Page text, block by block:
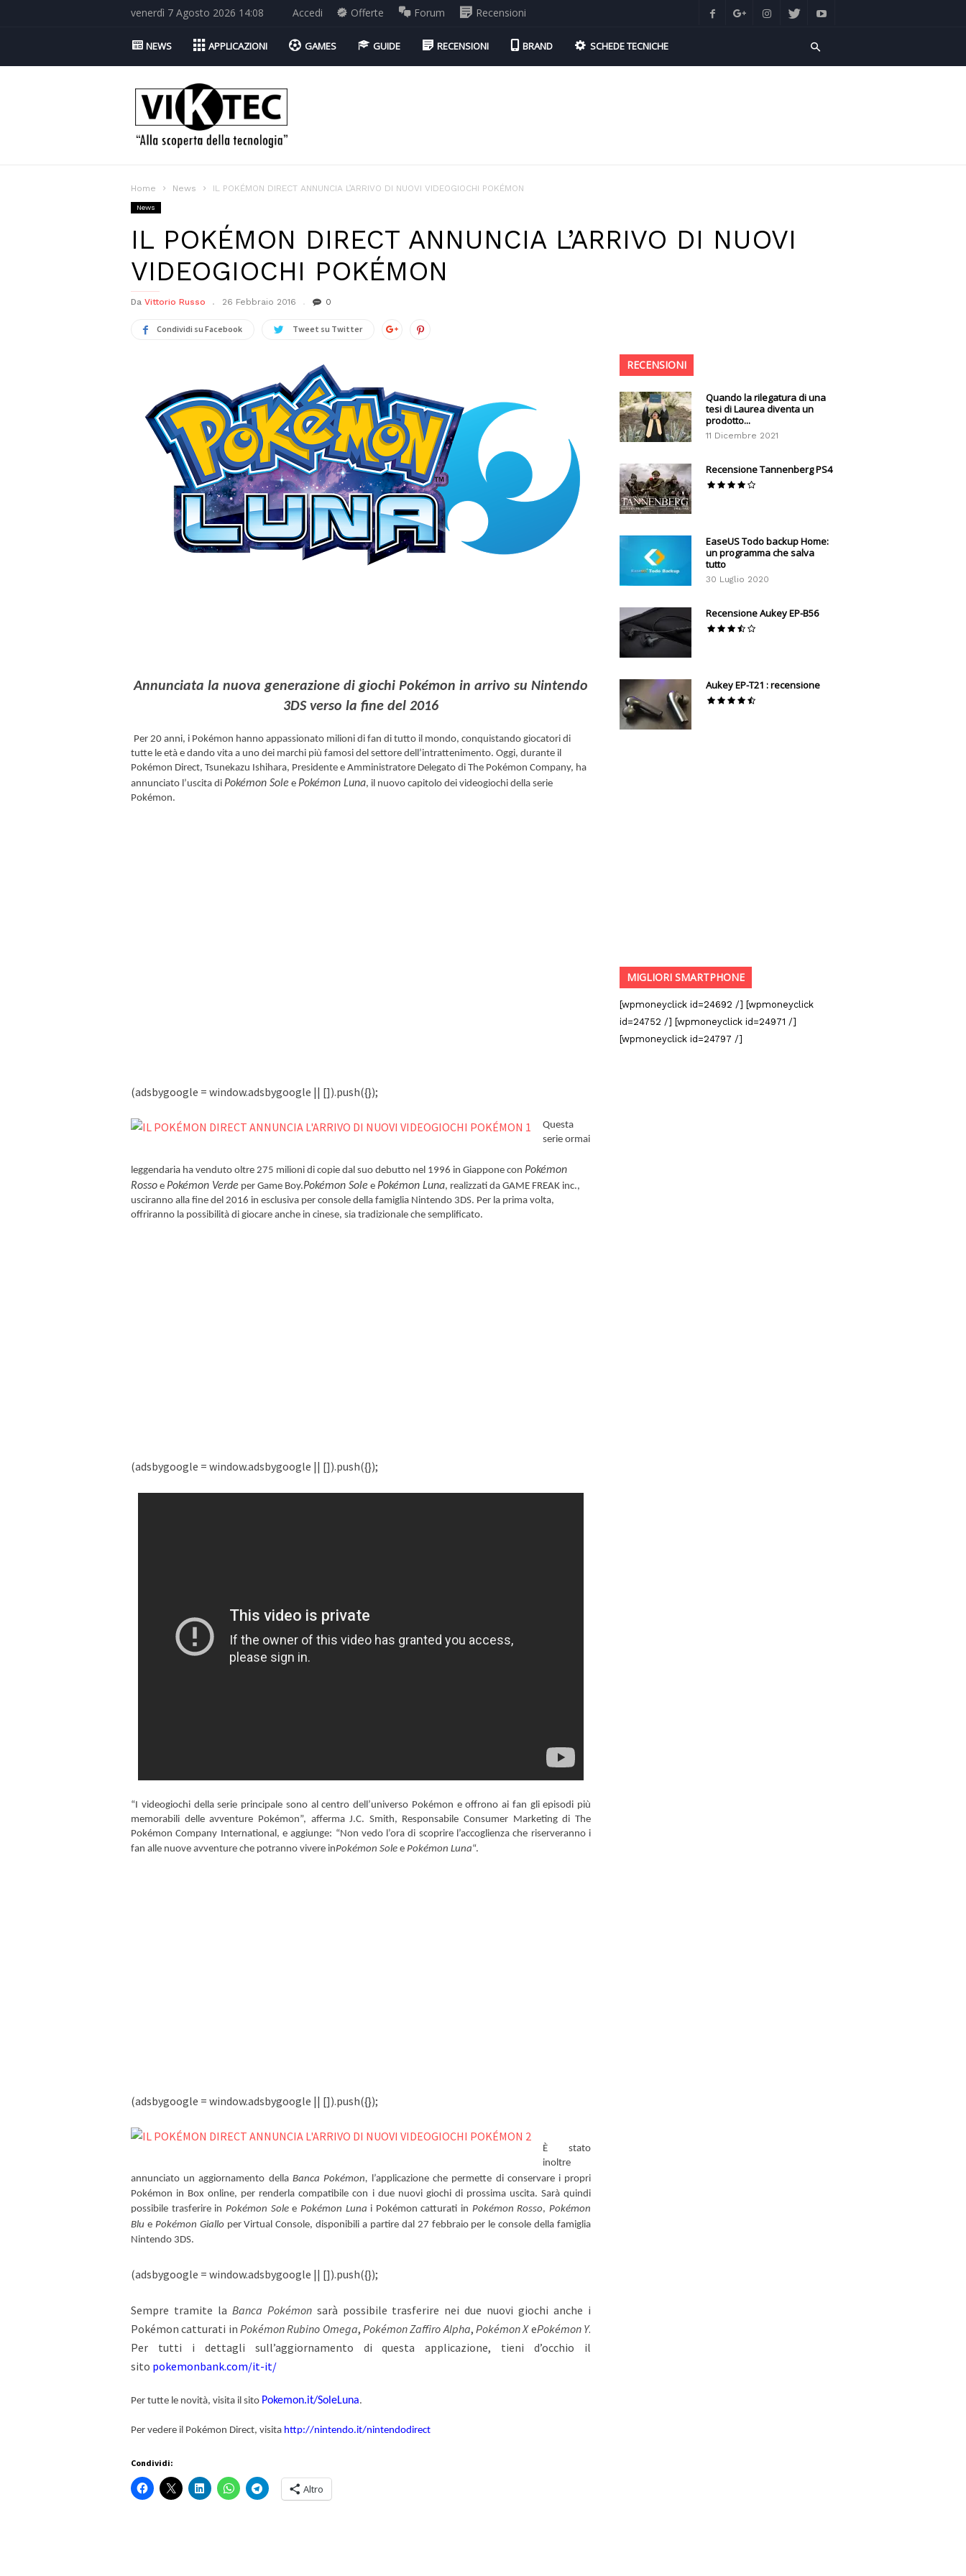
venerdì 7 Agosto 2026 14:08 Accedi Offerte Forum Recensioni
NEWS APPLICAZIONI GAMES GUIDE RECENSIONI BRAND SCHEDE TECNICHE
Viktec.net
Home News IL POKÉMON DIRECT ANNUNCIA L’ARRIVO DI NUOVI VIDEOGIOCHI POKÉMON
News
IL POKÉMON DIRECT ANNUNCIA L’ARRIVO DI NUOVI
VIDEOGIOCHI POKÉMON
Da Vittorio Russo 26 Febbraio 2016 0
Condividi su Facebook Tweet su Twitter
Annunciata la nuova generazione di giochi Pokémon in arrivo su Nintendo
3DS verso la fine del 2016
Per 20 anni, i Pokémon hanno appassionato milioni di fan di tutto il mondo, conquistando giocatori di
tutte le età e dando vita a uno dei marchi più famosi del settore dell’intrattenimento. Oggi, durante il
Pokémon Direct, Tsunekazu Ishihara, Presidente e Amministratore Delegato di The Pokémon Company, ha
annunciato l’uscita di Pokémon Sole e Pokémon Luna, il nuovo capitolo dei videogiochi della serie
Pokémon.
(adsbygoogle = window.adsbygoogle || []).push({});
Questa
serie ormai
leggendaria ha venduto oltre 275 milioni di copie dal suo debutto nel 1996 in Giappone con Pokémon
Rosso e Pokémon Verde per Game Boy.Pokémon Sole e Pokémon Luna, realizzati da GAME FREAK inc.,
usciranno alla fine del 2016 in esclusiva per console della famiglia Nintendo 3DS. Per la prima volta,
offriranno la possibilità di giocare anche in cinese, sia tradizionale che semplificato.
(adsbygoogle = window.adsbygoogle || []).push({});
“I videogiochi della serie principale sono al centro dell’universo Pokémon e offrono ai fan gli episodi più
memorabili delle avventure Pokémon”, afferma J.C. Smith, Responsabile Consumer Marketing di The
Pokémon Company International, e aggiunge: “Non vedo l’ora di scoprire l’accoglienza che riserveranno i
fan alle nuove avventure che potranno vivere inPokémon Sole e Pokémon Luna“.
(adsbygoogle = window.adsbygoogle || []).push({});
È stato
inoltre
annunciato un aggiornamento della Banca Pokémon, l’applicazione che permette di conservare i propri
Pokémon in Box online, per renderla compatibile con i due nuovi giochi di prossima uscita. Sarà quindi
possibile trasferire in Pokémon Solee Pokémon Luna i Pokémon catturati in Pokémon Rosso,Pokémon
Blu e Pokémon Gialloper Virtual Console, disponibili a partire dal 27 febbraio per le console della famiglia
Nintendo 3DS.
(adsbygoogle = window.adsbygoogle || []).push({});
Sempre tramite la Banca Pokémonsarà possibile trasferire nei due nuovi giochi anche i
Pokémon catturati in Pokémon Rubino Omega,Pokémon Zaffiro Alpha,Pokémon XePokémon Y.
Per tutti i dettagli sull’aggiornamento di questa applicazione, tieni d’occhio il
sito pokemonbank.com/it-it/
Per tutte le novità, visita il sito Pokemon.it/SoleLuna.
Per vedere il Pokémon Direct, visita http://nintendo.it/nintendodirect
Condividi:
Altro
RECENSIONI
Quando la rilegatura di una
tesi di Laurea diventa un
prodotto...
11 Dicembre 2021
Recensione Tannenberg PS4
EaseUS Todo backup Home:
un programma che salva
tutto
30 Luglio 2020
Recensione Aukey EP-B56
Aukey EP-T21 : recensione
MIGLIORI SMARTPHONE
[wpmoneyclick id=24692 /] [wpmoneyclick
id=24752 /] [wpmoneyclick id=24971 /]
[wpmoneyclick id=24797 /]